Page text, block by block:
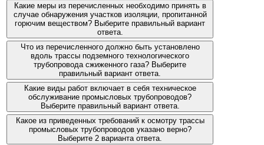
Какие меры из перечисленных необходимо принять в
случае обнаружения участков изоляции, пропитанной
горючим веществом? Выберите правильный вариант
ответа.
Что из перечисленного должно быть установлено
вдоль трассы подземного технологического
трубопровода сжиженного газа? Выберите
правильный вариант ответа.
Какие виды работ включает в себя техническое
обслуживание промысловых трубопроводов?
Выберите правильный вариант ответа.
Какое из приведенных требований к осмотру трассы
промысловых трубопроводов указано верно?
Выберите 2 варианта ответа.